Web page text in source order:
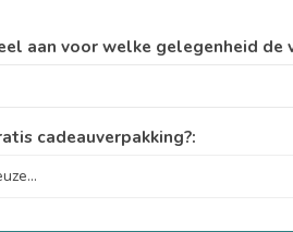
aan voor welke gelegenheid de
cadeauverpakking?: